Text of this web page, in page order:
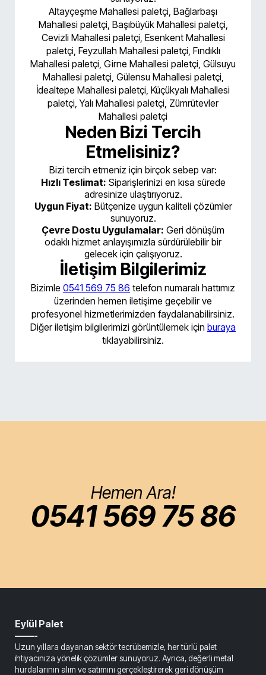
Altayçeşme Mahallesi paletçi, Bağlarbaşı
Mahallesi paletçi, Başıbüyük Mahallesi paletçi,
Cevizli Mahallesi paletçi, Esenkent Mahallesi
paletçi, Feyzullah Mahallesi paletçi, Fındıklı
Mahallesi paletçi, Girne Mahallesi paletçi, Gülsuyu
Mahallesi paletçi, Gülensu Mahallesi paletçi,
İdealtepe Mahallesi paletçi, Küçükyalı Mahallesi
paletçi, Yalı Mahallesi paletçi, Zümrütevler
Mahallesi paletçi
Neden Bizi Tercih
Etmelisiniz?
Bizi tercih etmeniz için birçok sebep var:
Hızlı Teslimat: Siparişlerinizi en kısa sürede
adresinize ulaştırıyoruz.
Uygun Fiyat: Bütçenize uygun kaliteli çözümler
sunuyoruz.
Çevre Dostu Uygulamalar: Geri dönüşüm
odaklı hizmet anlayışımızla sürdürülebilir bir
gelecek için çalışıyoruz.
İletişim Bilgilerimiz
Bizimle 0541 569 75 86 telefon numaralı hattımız
üzerinden hemen iletişime geçebilir ve
profesyonel hizmetlerimizden faydalanabilirsiniz.
Diğer iletişim bilgilerimizi görüntülemek için buraya
tıklayabilirsiniz.
Hemen Ara!
0541 569 75 86
Eylül Palet
——-
Uzun yıllara dayanan sektör tecrübemizle, her türlü palet
ihtiyacınıza yönelik çözümler sunuyoruz. Ayrıca, değerli metal
hurdalarının alım ve satımını gerçekleştirerek geri dönüşüm